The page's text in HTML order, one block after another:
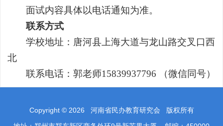
面试内容具体以电话通知为准。
联系方式
学校地址：唐河县上海大道与龙山路交叉口西
北
联系电话：郭老师15839937796 （微信同号）
Copyright © 2026 河南省民办教育研究会 版权所有